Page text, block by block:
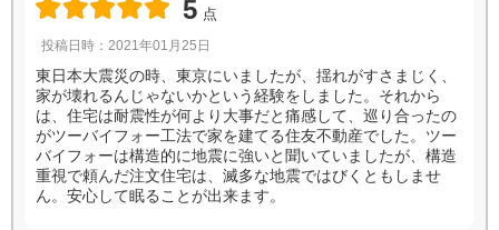
5 点
投稿日時：2021年01月25日
東日本大震災の時、東京にいましたが、揺れがすさまじく、
家が壊れるんじゃないかという経験をしました。それから
は、住宅は耐震性が何より大事だと痛感して、巡り合ったの
がツーバイフォー工法で家を建てる住友不動産でした。ツー
バイフォーは構造的に地震に強いと聞いていましたが、構造
重視で頼んだ注文住宅は、滅多な地震ではびくともしませ
ん。安心して眠ることが出来ます。